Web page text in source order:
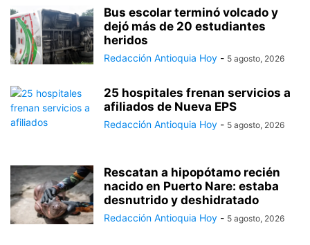
Bus escolar terminó volcado y
dejó más de 20 estudiantes
heridos
Redacción Antioquia Hoy - 5 agosto, 2026
25 hospitales frenan servicios a
afiliados de Nueva EPS
Redacción Antioquia Hoy - 5 agosto, 2026
Rescatan a hipopótamo recién
nacido en Puerto Nare: estaba
desnutrido y deshidratado
Redacción Antioquia Hoy - 5 agosto, 2026